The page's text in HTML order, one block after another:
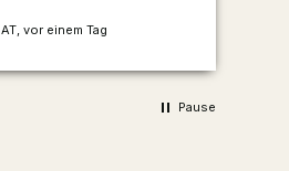
Tag
Pause